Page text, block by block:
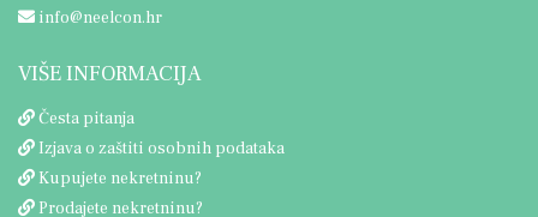
info@neelcon.hr
VIŠE INFORMACIJA
Česta pitanja
Izjava o zaštiti osobnih podataka
Kupujete nekretninu?
Prodajete nekretninu?